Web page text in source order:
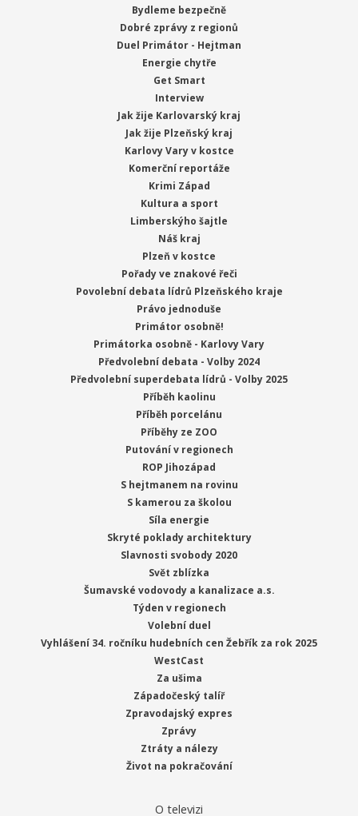
Bydleme bezpečně
Dobré zprávy z regionů
Duel Primátor - Hejtman
Energie chytře
Get Smart
Interview
Jak žije Karlovarský kraj
Jak žije Plzeňský kraj
Karlovy Vary v kostce
Komerční reportáže
Krimi Západ
Kultura a sport
Limberskýho šajtle
Náš kraj
Plzeň v kostce
Pořady ve znakové řeči
Povolební debata lídrů Plzeňského kraje
Právo jednoduše
Primátor osobně!
Primátorka osobně - Karlovy Vary
Předvolební debata - Volby 2024
Předvolební superdebata lídrů - Volby 2025
Příběh kaolinu
Příběh porcelánu
Příběhy ze ZOO
Putování v regionech
ROP Jihozápad
S hejtmanem na rovinu
S kamerou za školou
Síla energie
Skryté poklady architektury
Slavnosti svobody 2020
Svět zblízka
Šumavské vodovody a kanalizace a.s.
Týden v regionech
Volební duel
Vyhlášení 34. ročníku hudebních cen Žebřík za rok 2025
WestCast
Za ušima
Západočeský talíř
Zpravodajský expres
Zprávy
Ztráty a nálezy
Život na pokračování
O televizi